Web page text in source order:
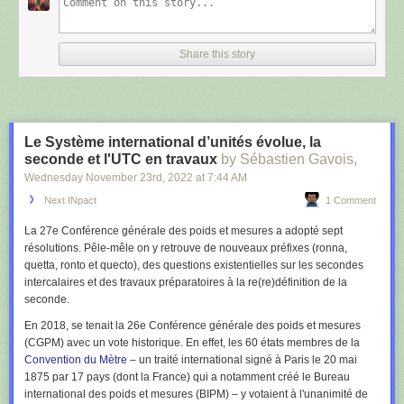
les anomalies sont nombreuses et chronophages à traiter ; les
(pertes de fonctionnalité) importantes. Des ressaisies et
vérifications manuelles sont nécessaires. La résolution par
l’éditeur des anomalies identifiées est parfois très longue, sans
Le rapport relève en outre que, et « par ailleurs, l’interconnexion avec le
logiciel comptable n’est pas opérationnelle, alors que la mise en place
de cette interface automatique est identifiée et annoncée dans les
rapports de la Cour depuis 2018
», mais également que «l’application
n’a pas pu être homologuée au titre de la sécurité informatique ou des
données personnelles.»
La Cour des comptes en est réduite à constater que, faute de pouvoir
accéder aux données présentes dans le SIRH, «le risque comptable
inhérent à l’absence de contrôle sur ces informations reste pris en
compte dans la carte des risques financiers de 2022
Pour la Cour des comptes, le SIRH « illustre les défaillances qui peuvent
résulter d’un cadrage et suivi insuffisants : nombreuses anomalies,
interconnexion avec le logiciel comptable non opérationnelle depuis
plusieurs années, homologation impossible au titre de la sécurité
informatique et des données personnelles, prestations insuffisantes du
Share this story
Le Système international d’unités évolue, la
seconde et l'UTC en travaux by Sébastien Gavois,
Wednesday November 23rd , 2022 at 7:44 AM
Next INpact 1 Comment
La 27e Conférence générale des poids et mesures a adopté sept
résolutions. Pêle-mêle on y retrouve de nouveaux préfixes (ronna,
quetta, ronto et quecto), des questions existentielles sur les secondes
intercalaires et des travaux préparatoires à la re(re)définition de la
seconde.
En 2018, se tenait la 26e Conférence générale des poids et mesures
(CGPM) avec un vote historique. En effet, les 60 états membres de la
Convention du Mètre – un traité international signé à Paris le 20 mai
1875 par 17 pays (dont la France) qui a notamment créé le Bureau
international des poids et mesures (BIPM) – y votaient à l'unanimité de